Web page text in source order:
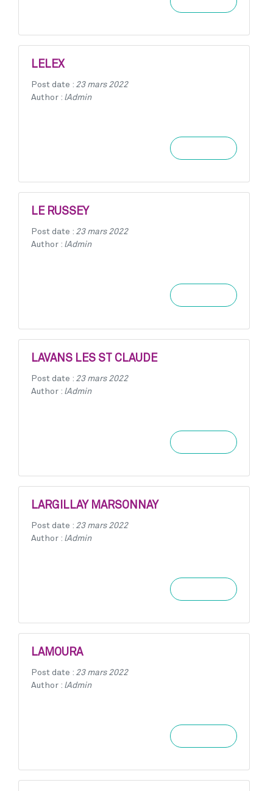
LELEX
Post date : 23 mars 2022
Author : lAdmin
LE RUSSEY
Post date : 23 mars 2022
Author : lAdmin
LAVANS LES ST CLAUDE
Post date : 23 mars 2022
Author : lAdmin
LARGILLAY MARSONNAY
Post date : 23 mars 2022
Author : lAdmin
LAMOURA
Post date : 23 mars 2022
Author : lAdmin